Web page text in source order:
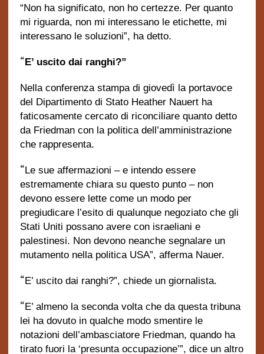
“Non ha significato, non ho certezze. Per quanto
mi riguarda, non mi interessano le etichette, mi
interessano le soluzioni”, ha detto.
“E’ uscito dai ranghi?”
Nella conferenza stampa di giovedì la portavoce
del Dipartimento di Stato Heather Nauert ha
faticosamente cercato di riconciliare quanto detto
da Friedman con la politica dell’amministrazione
che rappresenta.
“Le sue affermazioni – e intendo essere
estremamente chiara su questo punto – non
devono essere lette come un modo per
pregiudicare l’esito di qualunque negoziato che gli
Stati Uniti possano avere con israeliani e
palestinesi. Non devono neanche segnalare un
mutamento nella politica USA”, afferma Nauer.
“E’ uscito dai ranghi?”, chiede un giornalista.
“E’ almeno la seconda volta che da questa tribuna
lei ha dovuto in qualche modo smentire le
notazioni dell’ambasciatore Friedman, quando ha
tirato fuori la ‘presunta occupazione’”, dice un altro